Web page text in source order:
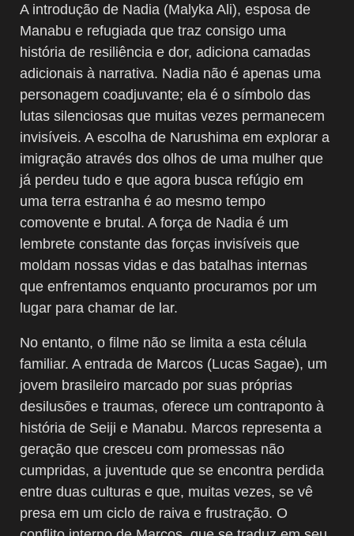
A introdução de Nadia (Malyka Ali), esposa de
Manabu e refugiada que traz consigo uma
história de resiliência e dor, adiciona camadas
adicionais à narrativa. Nadia não é apenas uma
personagem coadjuvante; ela é o símbolo das
lutas silenciosas que muitas vezes permanecem
invisíveis. A escolha de Narushima em explorar a
imigração através dos olhos de uma mulher que
já perdeu tudo e que agora busca refúgio em
uma terra estranha é ao mesmo tempo
comovente e brutal. A força de Nadia é um
lembrete constante das forças invisíveis que
moldam nossas vidas e das batalhas internas
que enfrentamos enquanto procuramos por um
lugar para chamar de lar.
No entanto, o filme não se limita a esta célula
familiar. A entrada de Marcos (Lucas Sagae), um
jovem brasileiro marcado por suas próprias
desilusões e traumas, oferece um contraponto à
história de Seiji e Manabu. Marcos representa a
geração que cresceu com promessas não
cumpridas, a juventude que se encontra perdida
entre duas culturas e que, muitas vezes, se vê
presa em um ciclo de raiva e frustração. O